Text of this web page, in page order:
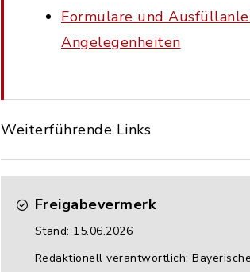
Formulare und
Angelegenheiten
Weiterführende Links
Freigabevermerk
Stand: 15.06.2026
Redaktionell verantwortlich: